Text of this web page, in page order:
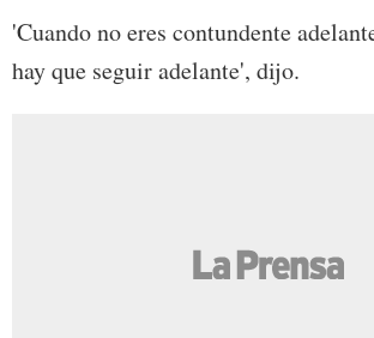
'Cuando no eres contundente
hay que seguir adelante', dijo.